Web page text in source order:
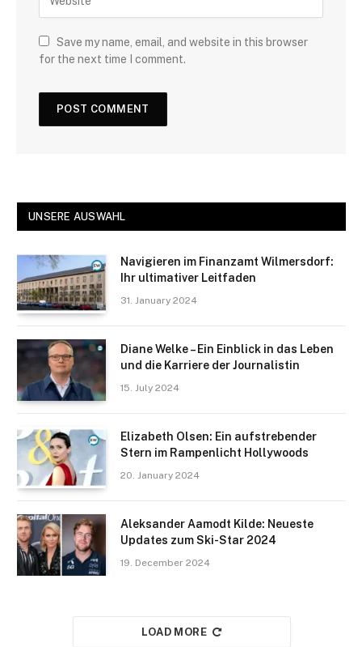
Save my name, email, and website in this browser
for the next time I comment.
UNSERE AUSWAHL
Navigieren im Finanzamt Wilmersdorf:
Ihr ultimativer Leitfaden
31. January 2024
Diane Welke – Ein Einblick in das Leben
und die Karriere der Journalistin
15. July 2024
Elizabeth Olsen: Ein aufstrebender
Stern im Rampenlicht Hollywoods
20. January 2024
Aleksander Aamodt Kilde: Neueste
Updates zum Ski-Star 2024
19. December 2024
LOAD MORE